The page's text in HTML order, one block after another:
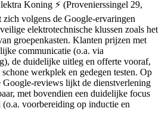
Koning ⚡ (Provenierssingel 29,
volgens de Google-ervaringen
elektrotechnische klussen zoals het
groepenkasten. Klanten prijzen met
communicatie (o.a. via
de duidelijke uitleg en offerte vooraf,
werkplek en gedegen testen. Op
Google-reviews lijkt de dienstverlening
met bovendien een duidelijke focus
voorbereiding op inductie en